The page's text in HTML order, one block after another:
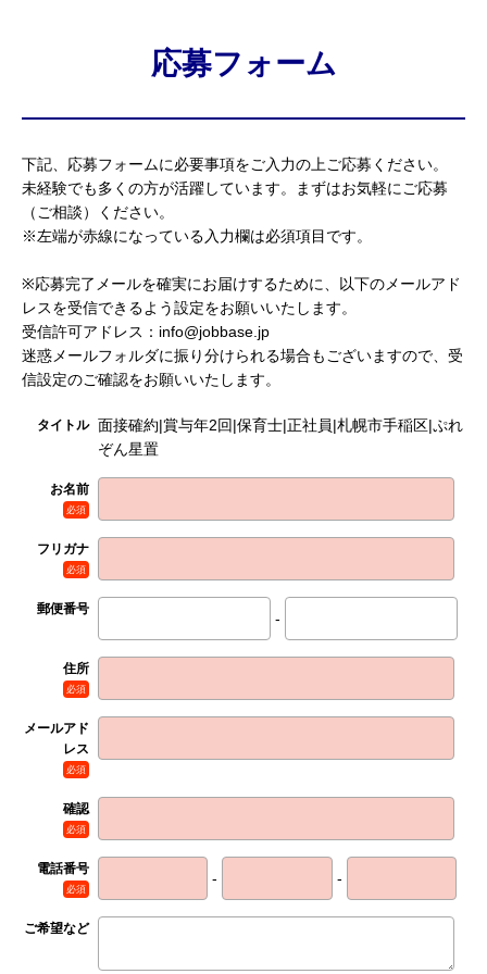
応募フォーム
下記、応募フォームに必要事項をご入力の上ご応募ください。
未経験でも多くの方が活躍しています。まずはお気軽にご応募
（ご相談）ください。
※左端が赤線になっている入力欄は必須項目です。
※応募完了メールを確実にお届けするために、以下のメールアド
レスを受信できるよう設定をお願いいたします。
受信許可アドレス：info@jobbase.jp
迷惑メールフォルダに振り分けられる場合もございますので、受
信設定のご確認をお願いいたします。
タイトル 面接確約|賞与年2回|保育士|正社員|札幌市手稲区|ぷれ
ぞん星置
お名前
必須
フリガナ
必須
郵便番号
-
住所
必須
メールアド
レス
必須
確認
必須
電話番号
必須
- -
ご希望など